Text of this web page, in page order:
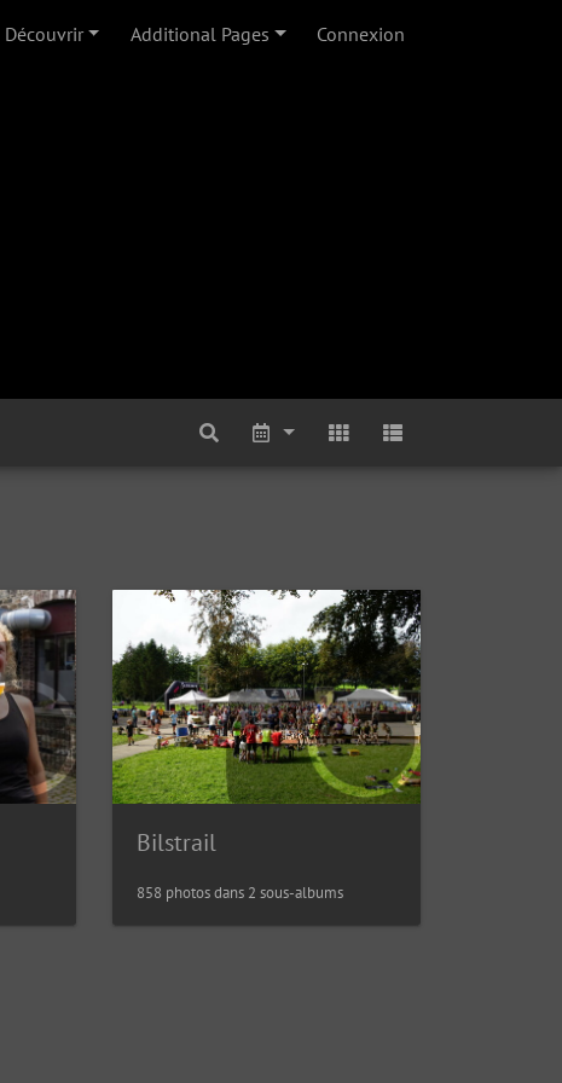
Découvrir Additional Pages Connexion
Bilstrail
858 photos dans 2 sous-albums